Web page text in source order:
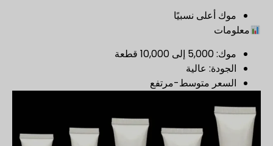
موك أعلى نسبيًا
معلومات
موك: 5,000 إلى 10,000 قطعة
الجودة: عالية
السعر متوسط-مرتفع